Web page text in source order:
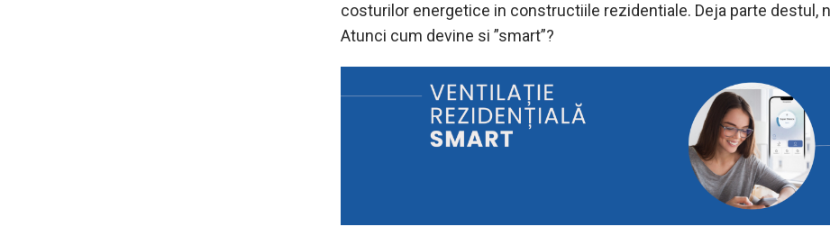
costurilor energetice in constructiile rezidentiale. Deja parte destul,
Atunci cum devine si ”smart”?